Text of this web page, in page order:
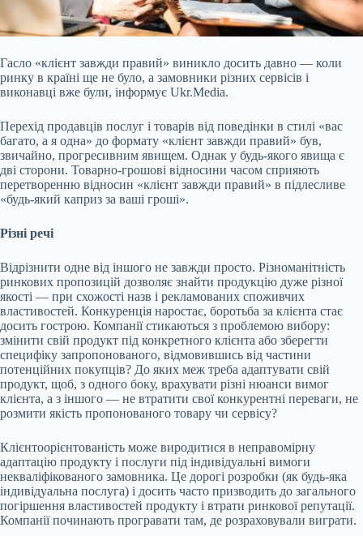
Гасло «клієнт завжди правий» виникло досить давно — коли
ринку в країні ще не було, а замовники різних сервісів і
виконавці вже були, інформує Ukr.Media.
Перехід продавців послуг і товарів від поведінки в стилі «вас
багато, а я одна» до формату «клієнт завжди правий» був,
звичайно, прогресивним явищем. Однак у будь-якого явища є
дві сторони. Товарно-грошові відносини часом сприяють
перетворенню відносин «клієнт завжди правий» в підлесливе
«будь-який каприз за ваші гроші».
Різні речі
Відрізнити одне від іншого не завжди просто. Різноманітність
ринкових пропозицій дозволяє знайти продукцію дуже різної
якості — при схожості назв і рекламованих споживчих
властивостей. Конкуренція наростає, боротьба за клієнта стає
досить гострою. Компанії стикаються з проблемою вибору:
змінити свій продукт під конкретного клієнта або зберегти
специфіку запропонованого, відмовившись від частини
потенційних покупців? До яких меж треба адаптувати свій
продукт, щоб, з одного боку, врахувати різні нюанси вимог
клієнта, а з іншого — не втратити свої конкурентні переваги, не
розмити якість пропонованого товару чи сервісу?
Клієнтоорієнтованість може виродитися в неправомірну
адаптацію продукту і послуги під індивідуальні вимоги
некваліфікованого замовника. Це дорогі розробки (як будь-яка
індивідуальна послуга) і досить часто призводить до загального
погіршення властивостей продукту і втрати ринкової репутації.
Компанії починають програвати там, де розраховували виграти.